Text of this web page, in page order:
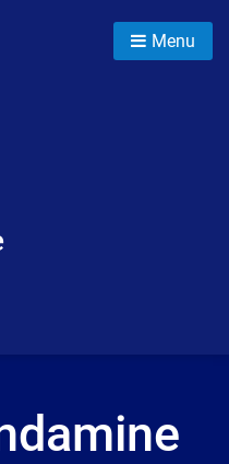
Menu